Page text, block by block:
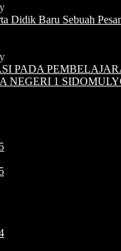
Didik Baru Sebuah
PADA
NEGERI 1